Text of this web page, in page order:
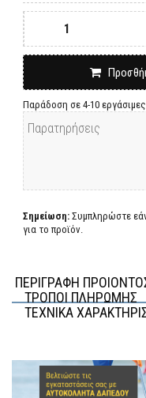
Παράδοση σε 4-10
Σημείωση: Συμπληρώστε
για το προϊόν.
ΠΕΡΙΓΡΑΦΗ
ΤΡΟΠΟΙ ΠΛΗΡΩΜΗΣ
ΤΕΧΝΙΚΑ